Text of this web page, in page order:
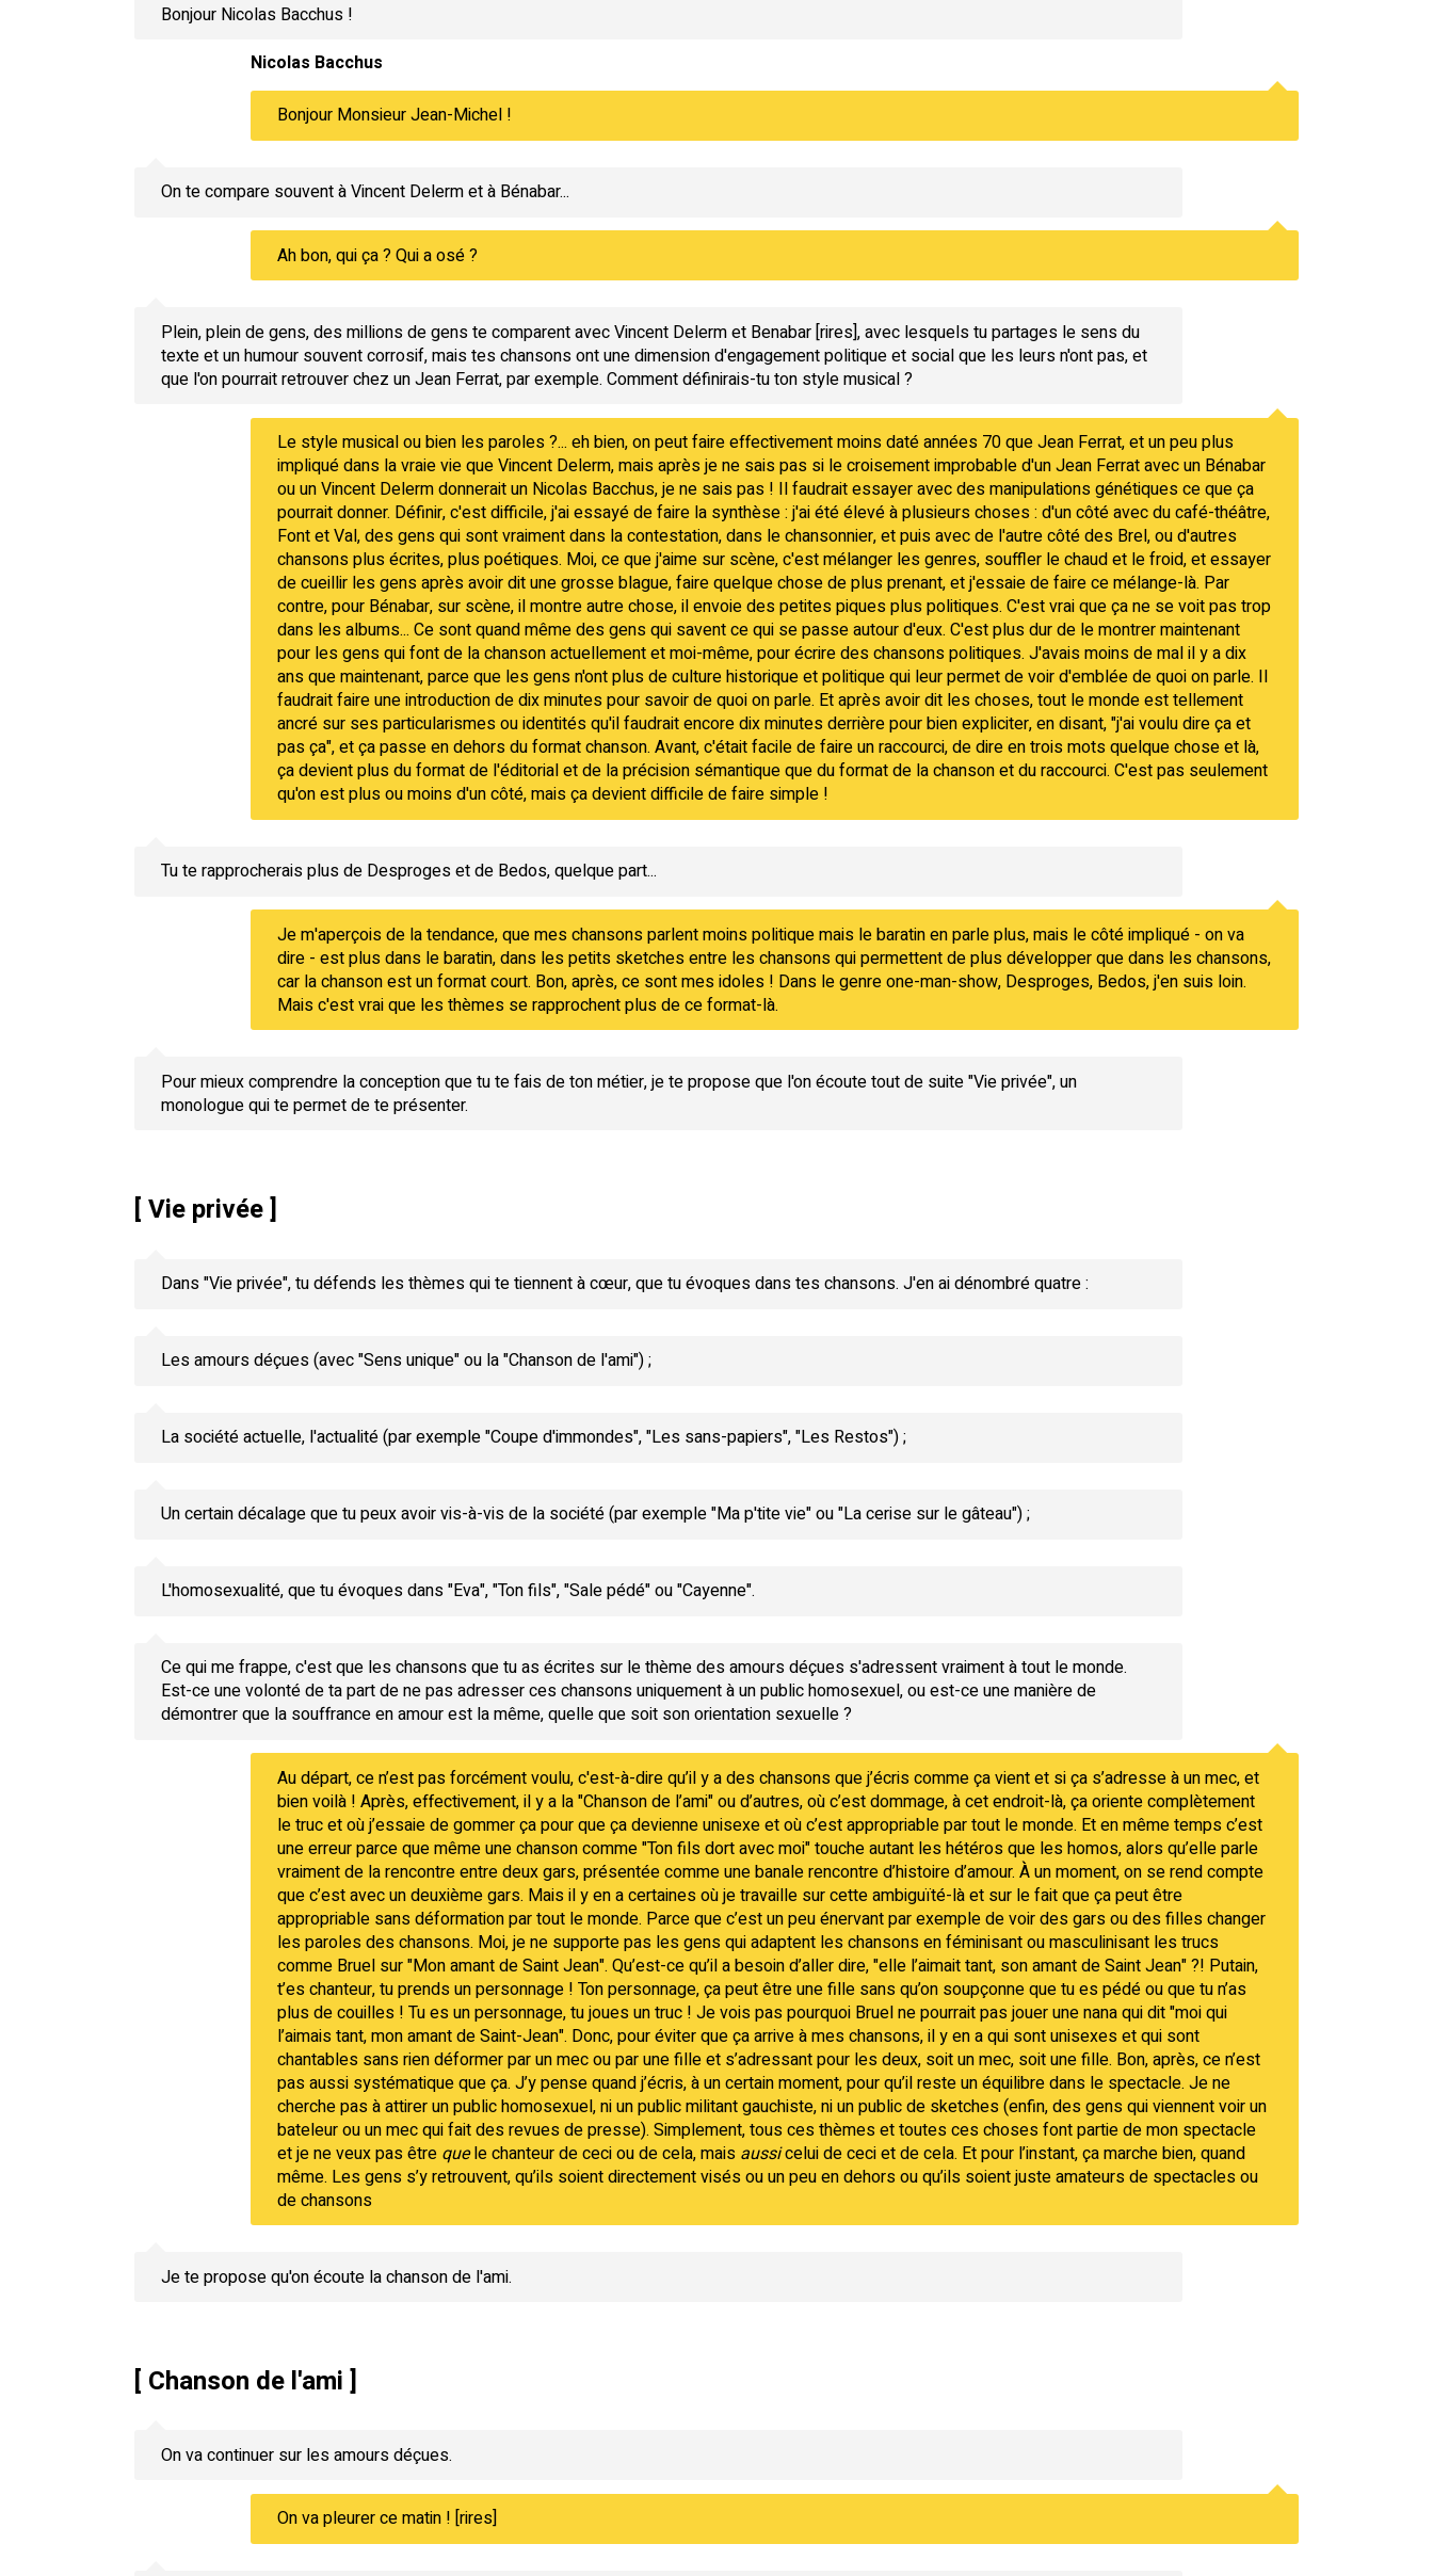
Bonjour Nicolas Bacchus !
Nicolas Bacchus
Bonjour Monsieur Jean-Michel !
On te compare souvent à Vincent Delerm et à Bénabar...
Ah bon, qui ça ? Qui a osé ?
Plein, plein de gens, des millions de gens te comparent avec Vincent Delerm et Benabar [rires], avec lesquels tu partages le sens du
texte et un humour souvent corrosif, mais tes chansons ont une dimension d'engagement politique et social que les leurs n'ont pas, et
que l'on pourrait retrouver chez un Jean Ferrat, par exemple. Comment définirais-tu ton style musical ?
Le style musical ou bien les paroles ?... eh bien, on peut faire effectivement moins daté années 70 que Jean Ferrat, et un peu plus
impliqué dans la vraie vie que Vincent Delerm, mais après je ne sais pas si le croisement improbable d'un Jean Ferrat avec un Bénabar
ou un Vincent Delerm donnerait un Nicolas Bacchus, je ne sais pas ! Il faudrait essayer avec des manipulations génétiques ce que ça
pourrait donner. Définir, c'est difficile, j'ai essayé de faire la synthèse : j'ai été élevé à plusieurs choses : d'un côté avec du café-théâtre,
Font et Val, des gens qui sont vraiment dans la contestation, dans le chansonnier, et puis avec de l'autre côté des Brel, ou d'autres
chansons plus écrites, plus poétiques. Moi, ce que j'aime sur scène, c'est mélanger les genres, souffler le chaud et le froid, et essayer
de cueillir les gens après avoir dit une grosse blague, faire quelque chose de plus prenant, et j'essaie de faire ce mélange-là. Par
contre, pour Bénabar, sur scène, il montre autre chose, il envoie des petites piques plus politiques. C'est vrai que ça ne se voit pas trop
dans les albums... Ce sont quand même des gens qui savent ce qui se passe autour d'eux. C'est plus dur de le montrer maintenant
pour les gens qui font de la chanson actuellement et moi-même, pour écrire des chansons politiques. J'avais moins de mal il y a dix
ans que maintenant, parce que les gens n'ont plus de culture historique et politique qui leur permet de voir d'emblée de quoi on parle. Il
faudrait faire une introduction de dix minutes pour savoir de quoi on parle. Et après avoir dit les choses, tout le monde est tellement
ancré sur ses particularismes ou identités qu'il faudrait encore dix minutes derrière pour bien expliciter, en disant, "j'ai voulu dire ça et
pas ça", et ça passe en dehors du format chanson. Avant, c'était facile de faire un raccourci, de dire en trois mots quelque chose et là,
ça devient plus du format de l'éditorial et de la précision sémantique que du format de la chanson et du raccourci. C'est pas seulement
qu'on est plus ou moins d'un côté, mais ça devient difficile de faire simple !
Tu te rapprocherais plus de Desproges et de Bedos, quelque part...
Je m'aperçois de la tendance, que mes chansons parlent moins politique mais le baratin en parle plus, mais le côté impliqué - on va
dire - est plus dans le baratin, dans les petits sketches entre les chansons qui permettent de plus développer que dans les chansons,
car la chanson est un format court. Bon, après, ce sont mes idoles ! Dans le genre one-man-show, Desproges, Bedos, j'en suis loin.
Mais c'est vrai que les thèmes se rapprochent plus de ce format-là.
Pour mieux comprendre la conception que tu te fais de ton métier, je te propose que l'on écoute tout de suite "Vie privée", un
monologue qui te permet de te présenter.
[ Vie privée ]
Dans "Vie privée", tu défends les thèmes qui te tiennent à cœur, que tu évoques dans tes chansons. J'en ai dénombré quatre :
Les amours déçues (avec "Sens unique" ou la "Chanson de l'ami") ;
La société actuelle, l'actualité (par exemple "Coupe d'immondes", "Les sans-papiers", "Les Restos") ;
Un certain décalage que tu peux avoir vis-à-vis de la société (par exemple "Ma p'tite vie" ou "La cerise sur le gâteau") ;
L'homosexualité, que tu évoques dans "Eva", "Ton fils", "Sale pédé" ou "Cayenne".
Ce qui me frappe, c'est que les chansons que tu as écrites sur le thème des amours déçues s'adressent vraiment à tout le monde.
Est-ce une volonté de ta part de ne pas adresser ces chansons uniquement à un public homosexuel, ou est-ce une manière de
démontrer que la souffrance en amour est la même, quelle que soit son orientation sexuelle ?
Au départ, ce n’est pas forcément voulu, c'est-à-dire qu’il y a des chansons que j’écris comme ça vient et si ça s’adresse à un mec, et
bien voilà ! Après, effectivement, il y a la "Chanson de l’ami" ou d’autres, où c’est dommage, à cet endroit-là, ça oriente complètement
le truc et où j’essaie de gommer ça pour que ça devienne unisexe et où c’est appropriable par tout le monde. Et en même temps c’est
une erreur parce que même une chanson comme "Ton fils dort avec moi" touche autant les hétéros que les homos, alors qu’elle parle
vraiment de la rencontre entre deux gars, présentée comme une banale rencontre d’histoire d’amour. À un moment, on se rend compte
que c’est avec un deuxième gars. Mais il y en a certaines où je travaille sur cette ambiguïté-là et sur le fait que ça peut être
appropriable sans déformation par tout le monde. Parce que c’est un peu énervant par exemple de voir des gars ou des filles changer
les paroles des chansons. Moi, je ne supporte pas les gens qui adaptent les chansons en féminisant ou masculinisant les trucs
comme Bruel sur "Mon amant de Saint Jean". Qu’est-ce qu’il a besoin d’aller dire, "elle l’aimait tant, son amant de Saint Jean" ?! Putain,
t’es chanteur, tu prends un personnage ! Ton personnage, ça peut être une fille sans qu’on soupçonne que tu es pédé ou que tu n’as
plus de couilles ! Tu es un personnage, tu joues un truc ! Je vois pas pourquoi Bruel ne pourrait pas jouer une nana qui dit "moi qui
l’aimais tant, mon amant de Saint-Jean". Donc, pour éviter que ça arrive à mes chansons, il y en a qui sont unisexes et qui sont
chantables sans rien déformer par un mec ou par une fille et s’adressant pour les deux, soit un mec, soit une fille. Bon, après, ce n’est
pas aussi systématique que ça. J’y pense quand j’écris, à un certain moment, pour qu’il reste un équilibre dans le spectacle. Je ne
cherche pas à attirer un public homosexuel, ni un public militant gauchiste, ni un public de sketches (enfin, des gens qui viennent voir un
bateleur ou un mec qui fait des revues de presse). Simplement, tous ces thèmes et toutes ces choses font partie de mon spectacle
et je ne veux pas être quele chanteur de ceci ou de cela, mais aussicelui de ceci et de cela. Et pour l’instant, ça marche bien, quand
même. Les gens s’y retrouvent, qu’ils soient directement visés ou un peu en dehors ou qu’ils soient juste amateurs de spectacles ou
de chansons
Je te propose qu'on écoute la chanson de l'ami.
[ Chanson de l'ami ]
On va continuer sur les amours déçues.
On va pleurer ce matin ! [rires]